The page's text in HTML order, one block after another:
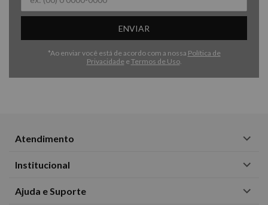
*Ao enviar você está de acordo com a nossa Política de
Privacidade e Termos de Uso.
ENVIAR
Atendimento
Institucional
Ajuda e Suporte